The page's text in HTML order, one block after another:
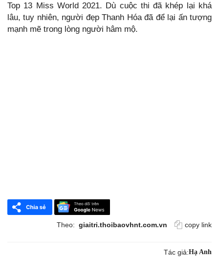
Top 13 Miss World 2021. Dù cuộc thi đã khép lại khá
lâu, tuy nhiên, người đẹp Thanh Hóa đã để lại ấn tượng
mạnh mẽ trong lòng người hâm mộ.
Theo: giaitri.thoibaovhnt.com.vn copy link
Tác giả:Hạ Anh